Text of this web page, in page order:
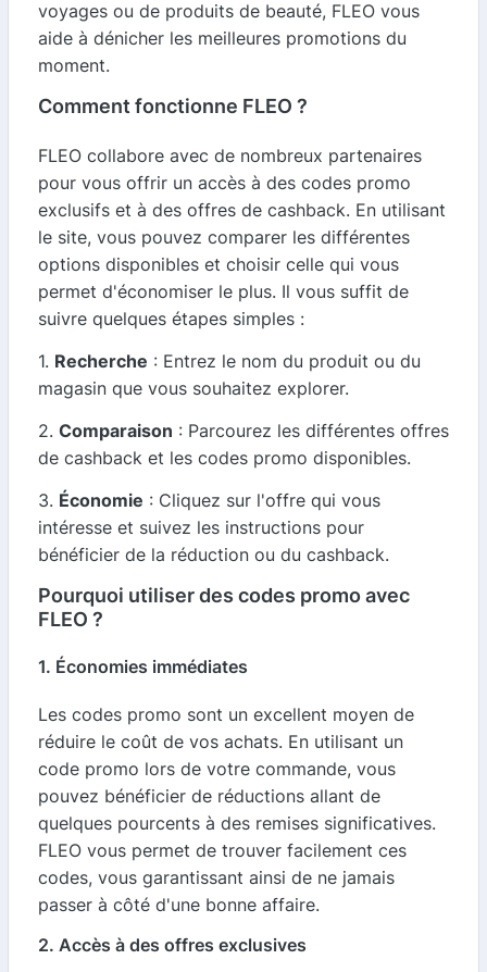
voyages ou de produits de beauté, FLEO vous
aide à dénicher les meilleures promotions du
moment.
Comment fonctionne FLEO ?
FLEO collabore avec de nombreux partenaires
pour vous offrir un accès à des codes promo
exclusifs et à des offres de cashback. En utilisant
le site, vous pouvez comparer les différentes
options disponibles et choisir celle qui vous
permet d'économiser le plus. Il vous suffit de
suivre quelques étapes simples :
1. Recherche : Entrez le nom du produit ou du
magasin que vous souhaitez explorer.
2. Comparaison : Parcourez les différentes offres
de cashback et les codes promo disponibles.
3. Économie : Cliquez sur l'offre qui vous
intéresse et suivez les instructions pour
bénéficier de la réduction ou du cashback.
Pourquoi utiliser des codes promo avec
FLEO ?
1. Économies immédiates
Les codes promo sont un excellent moyen de
réduire le coût de vos achats. En utilisant un
code promo lors de votre commande, vous
pouvez bénéficier de réductions allant de
quelques pourcents à des remises significatives.
FLEO vous permet de trouver facilement ces
codes, vous garantissant ainsi de ne jamais
passer à côté d'une bonne affaire.
2. Accès à des offres exclusives